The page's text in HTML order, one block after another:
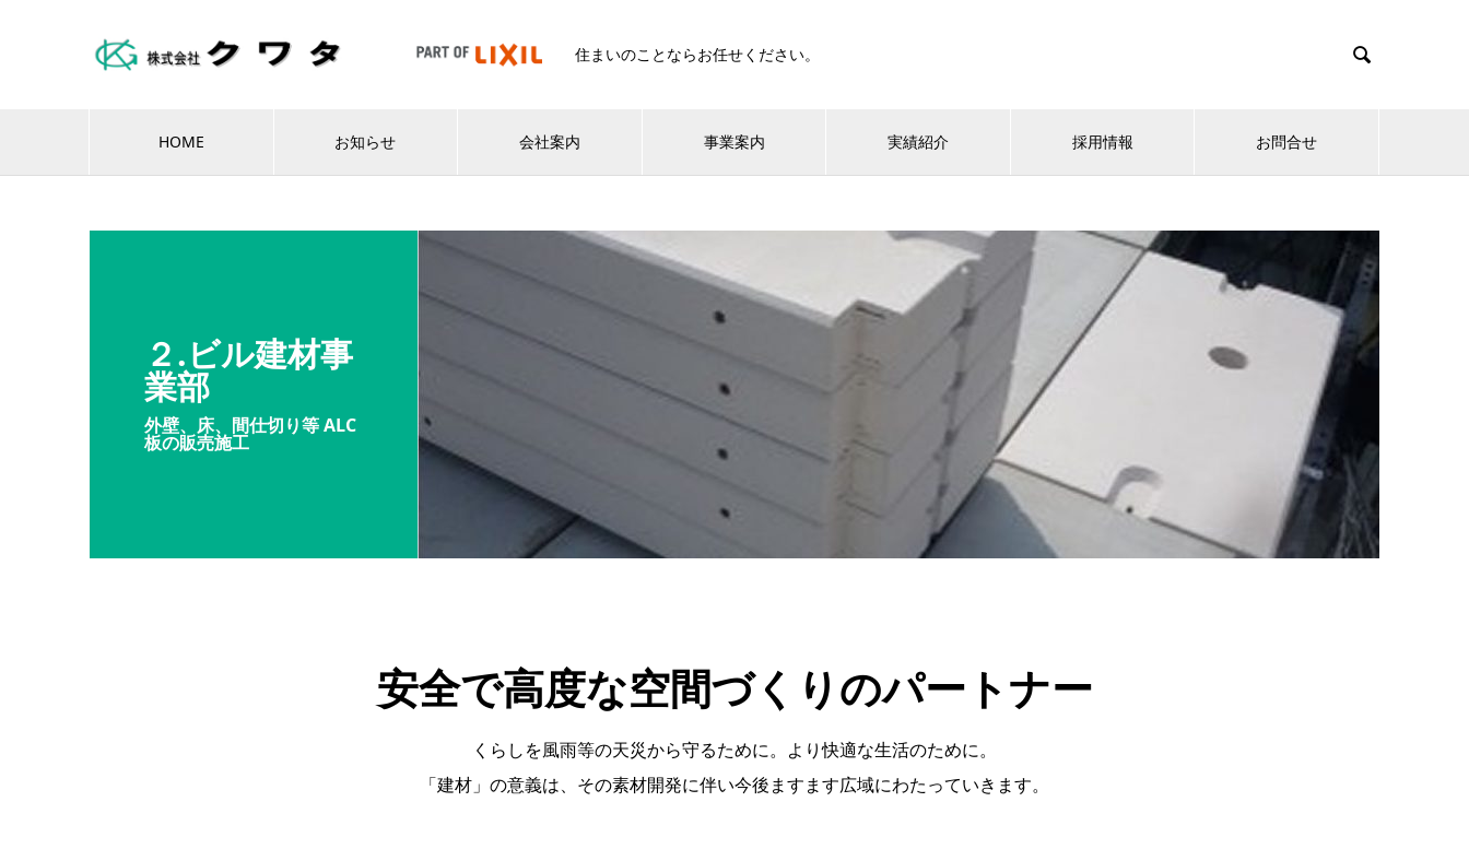
住まいのことならお任せください。 
HOME お知らせ 会社案内 事業案内 実績紹介 採用情報 お問合せ
２.ビル建材事
業部
外壁、床、間仕切り等 ALC
板の販売施工
安全で高度な空間づくりのパートナー
くらしを風雨等の天災から守るために。より快適な生活のために。
「建材」の意義は、その素材開発に伴い今後ますます広域にわたっていきます。